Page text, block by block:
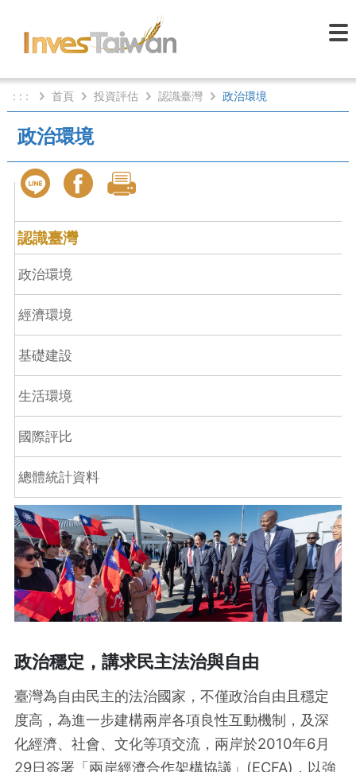
: : : 首頁 投資評估 認識臺灣 政治環境
政治環境
認識臺灣
政治環境
經濟環境
基礎建設
生活環境
國際評比
總體統計資料
政治穩定，講求民主法治與自由
臺灣為自由民主的法治國家，不僅政治自由且穩定
度高，為進一步建構兩岸各項良性互動機制，及深
化經濟、社會、文化等項交流，兩岸於2010年6月
29日簽署「兩岸經濟合作架構協議」(ECFA)，以強